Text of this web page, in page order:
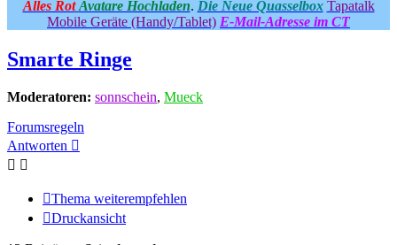
Alles Rot Avatare Hochladen. Die Neue Quasselbox Tapatalk
Mobile Geräte (Handy/Tablet) E-Mail-Adresse im CT
Smarte Ringe
Moderatoren: sonnschein, Mueck
Forumsregeln
Antworten
Thema weiterempfehlen
Druckansicht